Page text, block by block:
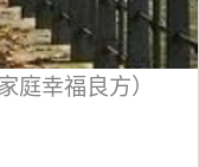
庭幸福良方）